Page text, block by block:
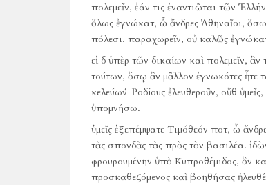
πολεμεῖν, ἐάν τις ἐναντιῶται τῶν
ὅλως ἐγνώκατ, ὦ ἄνδρες Ἀθηναῖοι,
πόλεσι, παραχωρεῖν, οὐ καλῶς
εἰ δ ὑπὲρ τῶν δικαίων καὶ πολεμεῖν, ἂν
τούτων, ὅσῳ ἂν μᾶλλον ἐγνωκότες ἦτε
κελεύων Ῥοδίους ἐλευθεροῦν, οὔθ
ὑπομνήσω.
ὑμεῖς ἐξεπέμψατε Τιμόθεόν ποτ, ὦ
τὰς σπονδὰς τὰς πρὸς τὸν βασιλέα.
φρουρουμένην ὑπὸ Κυπροθέμιδος, ὃν
προσκαθεζόμενος καὶ βοηθήσας